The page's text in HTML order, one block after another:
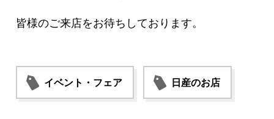
皆様のご来店をお待ちしております。
イベント・フェア 日産のお店